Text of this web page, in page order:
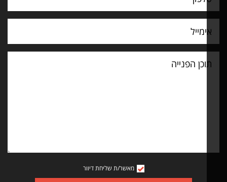
מאשר/ת שליחת דיוור